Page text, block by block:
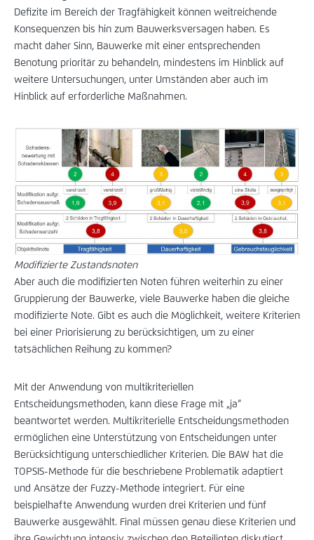
Defizite im Bereich der Tragfähigkeit können weitreichende
Konsequenzen bis hin zum Bauwerksversagen haben. Es
macht daher Sinn, Bauwerke mit einer entsprechenden
Benotung prioritär zu behandeln, mindestens im Hinblick auf
weitere Untersuchungen, unter Umständen aber auch im
Hinblick auf erforderliche Maßnahmen.
Modifizierte Zustandsnoten
Aber auch die modifizierten Noten führen weiterhin zu einer
Gruppierung der Bauwerke, viele Bauwerke haben die gleiche
modifizierte Note. Gibt es auch die Möglichkeit, weitere Kriterien
bei einer Priorisierung zu berücksichtigen, um zu einer
tatsächlichen Reihung zu kommen?
Mit der Anwendung von multikriteriellen
Entscheidungsmethoden, kann diese Frage mit „ja“
beantwortet werden. Multikriterielle Entscheidungsmethoden
ermöglichen eine Unterstützung von Entscheidungen unter
Berücksichtigung unterschiedlicher Kriterien. Die BAW hat die
TOPSIS-Methode für die beschriebene Problematik adaptiert
und Ansätze der Fuzzy-Methode integriert. Für eine
beispielhafte Anwendung wurden drei Kriterien und fünf
Bauwerke ausgewählt. Final müssen genau diese Kriterien und